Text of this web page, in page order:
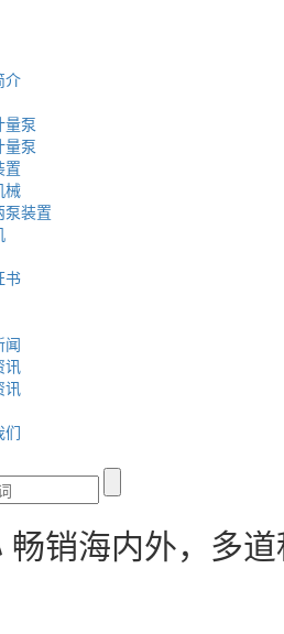
介
量泵
量泵
置
械
泵装置
书
闻
讯
讯
们
畅销海内外，多